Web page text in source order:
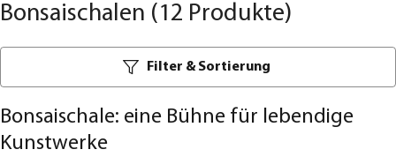
Bonsaischalen (12 Produkte)
Filter & Sortierung
Bonsaischale: eine Bühne für lebendige
Kunstwerke